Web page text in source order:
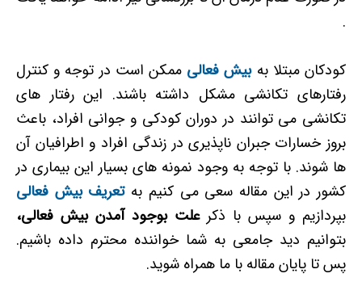
.
کودکان مبتلا به بیش فعالی ممکن است در توجه و کنترل
رفتارهای تکانشی مشکل داشته باشند. این رفتار های
تکانشی می توانند در دوران کودکی و جوانی افراد، باعث
بروز خسارات جبران ناپذیری در زندگی افراد و اطرافیان آن
ها شوند. با توجه به وجود نمونه های بسیار این بیماری در
کشور در این مقاله سعی می کنیم بهتعریف بیش فعالی
بپردازیم و سپس با ذکرعلت بوجود آمدن بیش فعالی،
بتوانیم دید جامعی به شما خواننده محترم داده باشیم.
پس تا پایان مقاله با ما همراه شوید.